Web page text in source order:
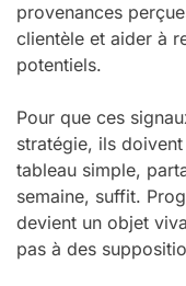
provenances
clientèle et aider à
potentiels.
Pour que ces
stratégie, ils
tableau simple,
semaine, suffit.
devient un objet
pas à des